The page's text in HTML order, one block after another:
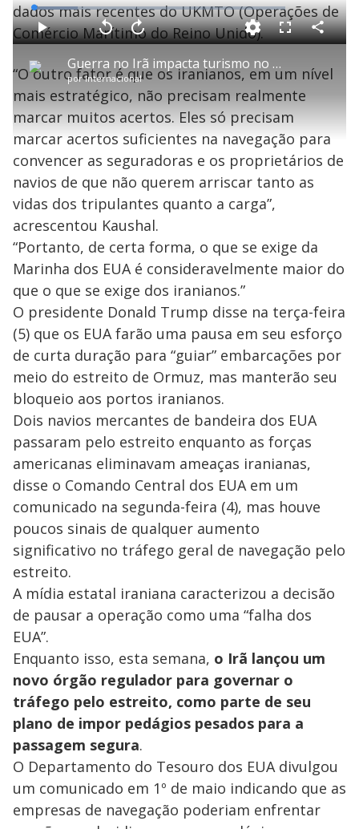
dados mais recentes do UKMTO (Operações de
Comércio Marítimo do Reino Unido).
P
l
a
y
V
i
d
e
o
Guerra no Irã impacta turismo no Oriente Médio
porInternacional
P V
t
a
r
0
s
g
n
d
s
A
a
n
ç
a
s
e
u
n
o
s
M
u
o
L
o
a
d
e
7
.
4
F
s
c
e
e
n
C
o
a
r
“O outro fator é que os iranianos, em um nível
mais estratégico, não precisam realmente
marcar muitos acertos. Eles só precisam
marcar acertos suficientes na navegação para
convencer as seguradoras e os proprietários de
navios de que não querem arriscar tanto as
vidas dos tripulantes quanto a carga”,
acrescentou Kaushal.
“Portanto, de certa forma, o que se exige da
Marinha dos EUA é consideravelmente maior do
que o que se exige dos iranianos.”
O presidente Donald Trump disse na terça-feira
(5) que os EUA farão uma pausa em seu esforço
de curta duração para “guiar” embarcações por
meio do estreito de Ormuz, mas manterão seu
bloqueio aos portos iranianos.
Dois navios mercantes de bandeira dos EUA
passaram pelo estreito enquanto as forças
americanas eliminavam ameaças iranianas,
disse o Comando Central dos EUA em um
comunicado na segunda-feira (4), mas houve
poucos sinais de qualquer aumento
significativo no tráfego geral de navegação pelo
estreito.
A mídia estatal iraniana caracterizou a decisão
de pausar a operação como uma “falha dos
EUA”.
Enquanto isso, esta semana, o Irã lançou um
novo órgão regulador para governar o
tráfego pelo estreito, como parte de seu
plano de impor pedágios pesados para a
passagem segura.
O Departamento do Tesouro dos EUA divulgou
um comunicado em 1º de maio indicando que as
empresas de navegação poderiam enfrentar